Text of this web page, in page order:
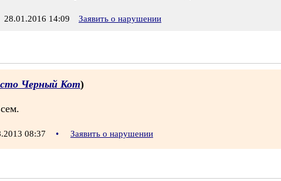
28.01.2016 14:09 Заявить о нарушении
Черный Кот)
08:37 • Заявить о нарушении